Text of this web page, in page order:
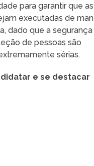
para garantir que
executadas de
dado que a segurança
de pessoas são
sérias.
e se destacar